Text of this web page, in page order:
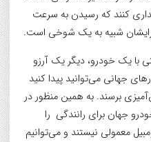
کنند که رسیدن به سرعت
با یک خودرو، دیگر یک آرزو
جهانی می‌توانید پیدا کنید
برسند. به همین منظور در
جهان برای رانندگی را
معمولی نیستند و می‌توانیم